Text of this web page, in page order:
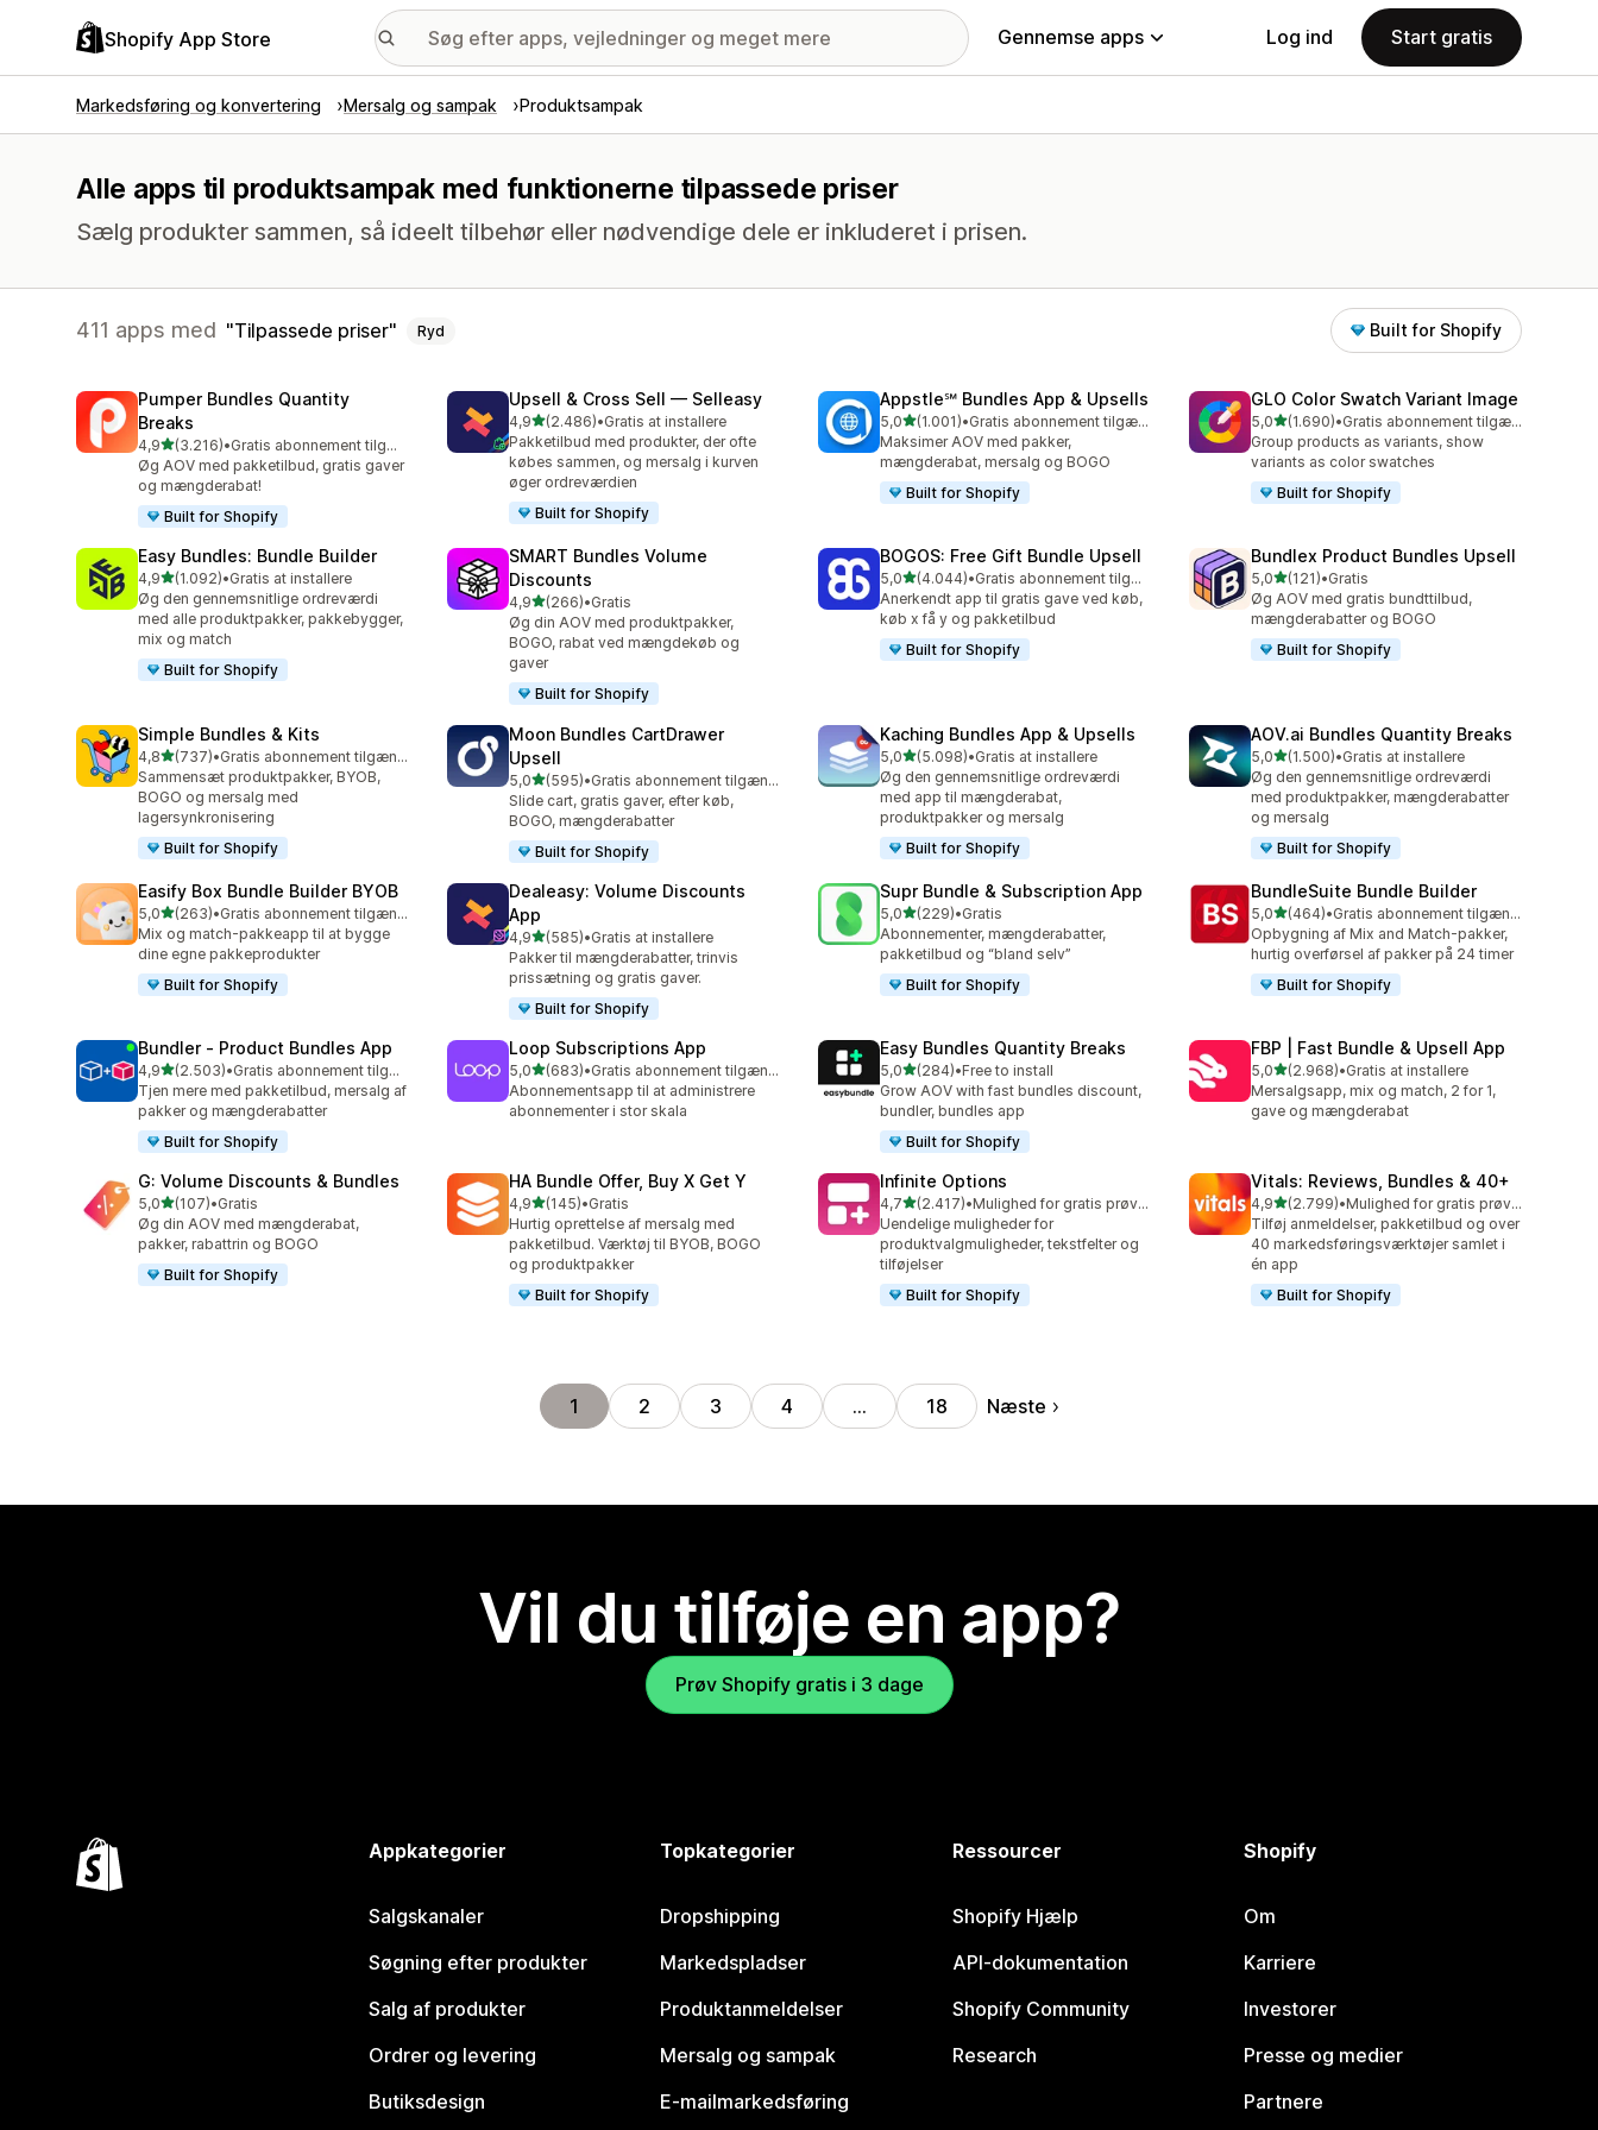
Shopify App Store Gennemse apps Log ind Start gratis
Markedsføring og konvertering Mersalg og sampak Produktsampak
Alle apps til produktsampak med funktionerne tilpassede priser
Sælg produkter sammen, så ideelt tilbehør eller nødvendige dele er inkluderet i prisen.
411 apps med Tilpassede priser Ryd Built for Shopify
Pumper Bundles Quantity
Breaks
4,9ud af 5 stjerner
(3.216)
3216 anmeldelser i alt
•
Gratis abonnement tilgængeligt
Øg AOV med pakketilbud, gratis gaver
og mængderabat!
Built for Shopify
Upsell & Cross Sell — Selleasy
4,9ud af 5 stjerner
(2.486)
2486 anmeldelser i alt
•Gratis at installere
Pakketilbud med produkter, der ofte
købes sammen, og mersalg i kurven
øger ordreværdien
Built for Shopify
Appstle℠ Bundles App & Upsells
5,0ud af 5 stjerner
(1.001)
1001 anmeldelser i alt
•
Gratis abonnement tilgængeligt
Maksimer AOV med pakker,
mængderabat, mersalg og BOGO
Built for Shopify
GLO Color Swatch Variant Image
5,0ud af 5 stjerner
(1.690)
1690 anmeldelser i alt
•
Gratis abonnement tilgængeligt
Group products as variants, show
variants as color swatches
Built for Shopify
Easy Bundles: Bundle Builder
4,9ud af 5 stjerner
(1.092)
1092 anmeldelser i alt
•Gratis at installere
Øg den gennemsnitlige ordreværdi
med alle produktpakker, pakkebygger,
mix og match
Built for Shopify
SMART Bundles Volume
Discounts
4,9ud af 5 stjerner
(266)
266 anmeldelser i alt
•Gratis
Øg din AOV med produktpakker,
BOGO, rabat ved mængdekøb og
gaver
Built for Shopify
BOGOS: Free Gift Bundle Upsell
5,0ud af 5 stjerner
(4.044)
4044 anmeldelser i alt
•
Gratis abonnement tilgængeligt
Anerkendt app til gratis gave ved køb,
køb x få y og pakketilbud
Built for Shopify
Bundlex Product Bundles Upsell
5,0ud af 5 stjerner
(121)
121 anmeldelser i alt
•Gratis
Øg AOV med gratis bundttilbud,
mængderabatter og BOGO
Built for Shopify
Simple Bundles & Kits
4,8ud af 5 stjerner
(737)
737 anmeldelser i alt
•
Gratis abonnement tilgængeligt
Sammensæt produktpakker, BYOB,
BOGO og mersalg med
lagersynkronisering
Built for Shopify
Moon Bundles CartDrawer
Upsell
5,0ud af 5 stjerner
(595)
595 anmeldelser i alt
•
Gratis abonnement tilgængeligt
Slide cart, gratis gaver, efter køb,
BOGO, mængderabatter
Built for Shopify
Kaching Bundles App & Upsells
5,0ud af 5 stjerner
(5.098)
5098 anmeldelser i alt
•Gratis at installere
Øg den gennemsnitlige ordreværdi
med app til mængderabat,
produktpakker og mersalg
Built for Shopify
AOV.ai Bundles Quantity Breaks
5,0ud af 5 stjerner
(1.500)
1500 anmeldelser i alt
•Gratis at installere
Øg den gennemsnitlige ordreværdi
med produktpakker, mængderabatter
og mersalg
Built for Shopify
Easify Box Bundle Builder BYOB
5,0ud af 5 stjerner
(263)
263 anmeldelser i alt
•
Gratis abonnement tilgængeligt
Mix og match-pakkeapp til at bygge
dine egne pakkeprodukter
Built for Shopify
Dealeasy: Volume Discounts
App
4,9ud af 5 stjerner
(585)
585 anmeldelser i alt
•Gratis at installere
Pakker til mængderabatter, trinvis
prissætning og gratis gaver.
Built for Shopify
Supr Bundle & Subscription App
5,0ud af 5 stjerner
(229)
229 anmeldelser i alt
•Gratis
Abonnementer, mængderabatter,
pakketilbud og “bland selv”
Built for Shopify
BundleSuite Bundle Builder
5,0ud af 5 stjerner
(464)
464 anmeldelser i alt
•
Gratis abonnement tilgængeligt
Opbygning af Mix and Match-pakker,
hurtig overførsel af pakker på 24 timer
Built for Shopify
Bundler ‑ Product Bundles App
4,9ud af 5 stjerner
(2.503)
2503 anmeldelser i alt
•
Gratis abonnement tilgængeligt
Tjen mere med pakketilbud, mersalg af
pakker og mængderabatter
Built for Shopify
Loop Subscriptions App
5,0ud af 5 stjerner
(683)
683 anmeldelser i alt
•
Gratis abonnement tilgængeligt
Abonnementsapp til at administrere
abonnementer i stor skala
Easy Bundles Quantity Breaks
5,0ud af 5 stjerner
(284)
284 anmeldelser i alt
•Free to install
Grow AOV with fast bundles discount,
bundler, bundles app
Built for Shopify
FBP | Fast Bundle & Upsell App
5,0ud af 5 stjerner
(2.968)
2968 anmeldelser i alt
•Gratis at installere
Mersalgsapp, mix og match, 2 for 1,
gave og mængderabat
G: Volume Discounts & Bundles
5,0ud af 5 stjerner
(107)
107 anmeldelser i alt
•Gratis
Øg din AOV med mængderabat,
pakker, rabattrin og BOGO
Built for Shopify
HA Bundle Offer, Buy X Get Y
4,9ud af 5 stjerner
(145)
145 anmeldelser i alt
•Gratis
Hurtig oprettelse af mersalg med
pakketilbud. Værktøj til BYOB, BOGO
og produktpakker
Built for Shopify
Infinite Options
4,7ud af 5 stjerner
(2.417)
2417 anmeldelser i alt
•
Mulighed for gratis prøveperiode
Uendelige muligheder for
produktvalgmuligheder, tekstfelter og
tilføjelser
Built for Shopify
Vitals: Reviews, Bundles & 40+
4,9ud af 5 stjerner
(2.799)
2799 anmeldelser i alt
•
Mulighed for gratis prøveperiode
Tilføj anmeldelser, pakketilbud og over
40 markedsføringsværktøjer samlet i
én app
Built for Shopify
1 2 3 4 … 18 Næste
Vil du tilføje en app?
Prøv Shopify gratis i 3 dage
Appkategorier
Salgskanaler
Søgning efter produkter
Salg af produkter
Ordrer og levering
Butiksdesign
Topkategorier
Dropshipping
Markedspladser
Produktanmeldelser
Mersalg og sampak
E-mailmarkedsføring
Ressourcer
Shopify Hjælp
API-dokumentation
Shopify Community
Research
Shopify
Om
Karriere
Investorer
Presse og medier
Partnere